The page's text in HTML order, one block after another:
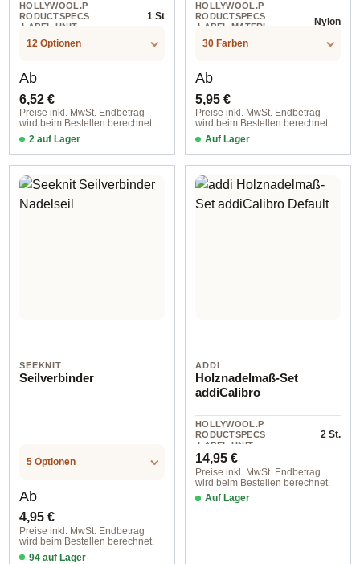
HOLLYWOOL.P
RODUCTSPECS
.LABEL.UNIT
1 St
12 Optionen
Regulärer Preis:
Ab
6,52 €
Preise inkl. MwSt. Endbetrag
wird beim Bestellen berechnet.
2 auf Lager
40 cm 360° Drehbar
HOLLYWOOL.P
RODUCTSPECS
.LABEL.MATERI
Nylon
30 Farben
Regulärer Preis:
Ab
5,95 €
Preise inkl. MwSt. Endbetrag
wird beim Bestellen berechnet.
Auf Lager
55cm M2
SEEKNIT
Seilverbinder
5 Optionen
Regulärer Preis:
Ab
4,95 €
Preise inkl. MwSt. Endbetrag
wird beim Bestellen berechnet.
94 auf Lager
ADDI
Holznadelmaß-Set
addiCalibro
HOLLYWOOL.P
RODUCTSPECS
.LABEL.UNIT
2 St.
Regulärer Preis:
14,95 €
Preise inkl. MwSt. Endbetrag
wird beim Bestellen berechnet.
Auf Lager